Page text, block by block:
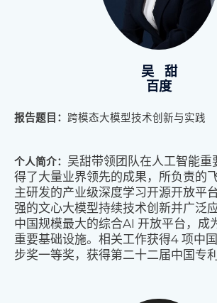
吴 甜
百度
报告题目： 跨模态大模型技术创新与实践
个人简介： 吴甜带领团队在人工智能重
得了大量业界领先的成果，所负责的
主研发的产业级深度学习开源开放平
强的文心大模型持续技术创新并广泛
中国规模最大的综合AI 开放平台，成
重要基础设施。相关工作获得4 项中
步奖一等奖，获得第二十二届中国专利